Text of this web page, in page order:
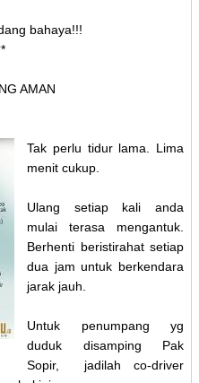
bahaya!!!
AMAN
Tak perlu tidur lama. Lima
menit cukup.
Ulang setiap kali anda
mulai terasa mengantuk.
Berhenti beristirahat setiap
dua jam untuk berkendara
jarak jauh.
Untuk penumpang yg
duduk disamping Pak
Sopir, jadilah co-driver